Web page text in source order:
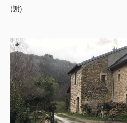
(謝)